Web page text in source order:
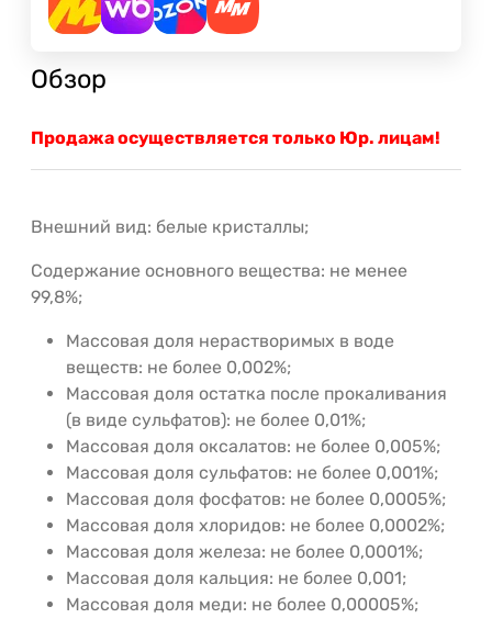
Обзор
Продажа осуществляется только Юр. лицам!
Внешний вид: белые кристаллы;
Содержание основного вещества: не менее
99,8%;
Массовая доля нерастворимых в воде
веществ: не более 0,002%;
Массовая доля остатка после прокаливания
(в виде сульфатов): не более 0,01%;
Массовая доля оксалатов: не более 0,005%;
Массовая доля сульфатов: не более 0,001%;
Массовая доля фосфатов: не более 0,0005%;
Массовая доля хлоридов: не более 0,0002%;
Массовая доля железа: не более 0,0001%;
Массовая доля кальция: не более 0,001;
Массовая доля меди: не более 0,00005%;